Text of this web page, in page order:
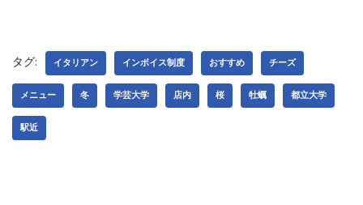
タグ: イタリアン インボイス制度 おすすめ チーズ
メニュー 冬 学芸大学 店内 桜 牡蠣 都立大学
駅近